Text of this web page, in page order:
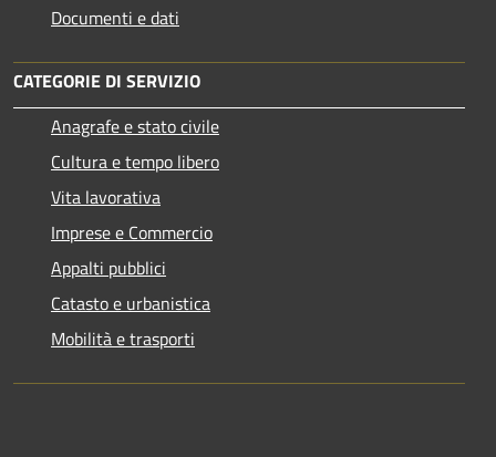
Documenti e dati
CATEGORIE DI SERVIZIO
Anagrafe e stato civile
Cultura e tempo libero
Vita lavorativa
Imprese e Commercio
Appalti pubblici
Catasto e urbanistica
Mobilità e trasporti